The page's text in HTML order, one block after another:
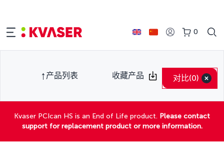
0
产品列表 收藏产品 对比(0)
Kvaser PCIcan HS is an End of Life product. Please contact
support for replacement product or more information.